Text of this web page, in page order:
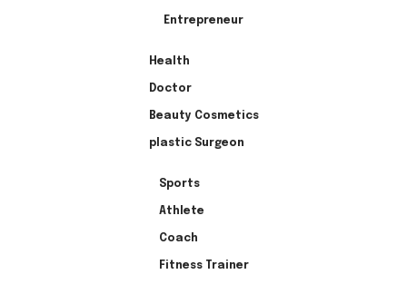
Entrepreneur
Health
Doctor
Beauty Cosmetics
plastic Surgeon
Sports
Athlete
Coach
Fitness Trainer